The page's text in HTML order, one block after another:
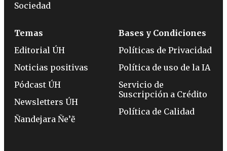
Sociedad
Temas
Editorial ÚH
Noticias positivas
Pódcast ÚH
Newsletters ÚH
Ñandejara Ñe’ẽ
Bases y Condiciones
Políticas de Privacidad
Política de uso de la IA
Servicio de
Suscripción a Crédito
Política de Calidad